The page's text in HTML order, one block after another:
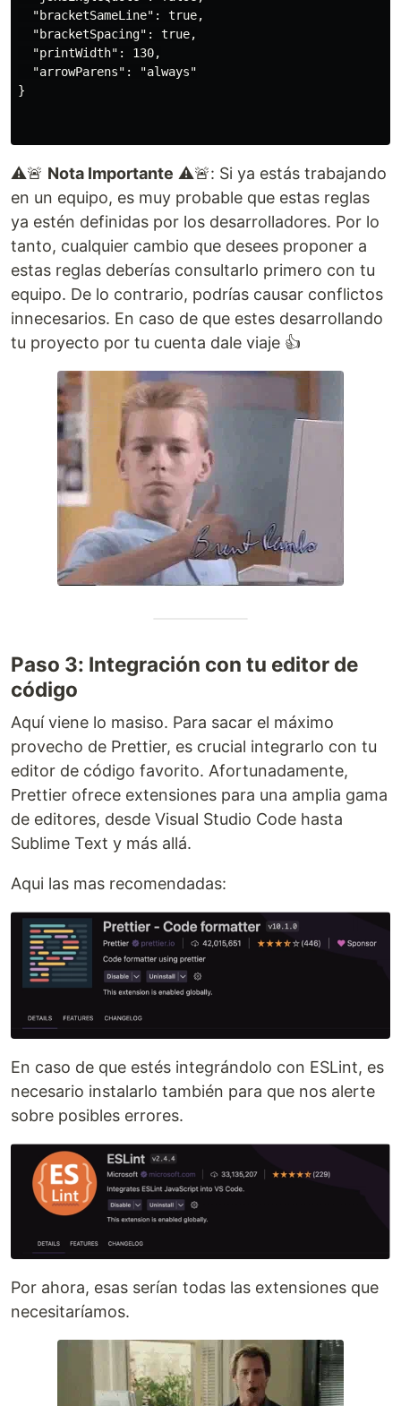
  "bracketSameLine": true,
  "bracketSpacing": true,
  "printWidth": 130,
  "arrowParens": "always"
}
⚠️🚨 Nota Importante ⚠️🚨: Si ya estás trabajando
en un equipo, es muy probable que estas reglas
ya estén definidas por los desarrolladores. Por lo
tanto, cualquier cambio que desees proponer a
estas reglas deberías consultarlo primero con tu
equipo. De lo contrario, podrías causar conflictos
innecesarios. En caso de que estes desarrollando
tu proyecto por tu cuenta dale viaje 👍
Paso 3: Integración con tu editor de
código
Aquí viene lo masiso. Para sacar el máximo
provecho de Prettier, es crucial integrarlo con tu
editor de código favorito. Afortunadamente,
Prettier ofrece extensiones para una amplia gama
de editores, desde Visual Studio Code hasta
Sublime Text y más allá.
Aqui las mas recomendadas:
En caso de que estés integrándolo con ESLint, es
necesario instalarlo también para que nos alerte
sobre posibles errores.
Por ahora, esas serían todas las extensiones que
necesitaríamos.